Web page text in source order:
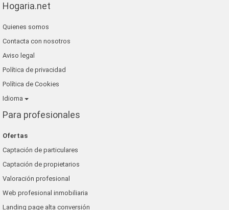
Hogaria.net
Quienes somos
Contacta con nosotros
Aviso legal
Política de privacidad
Política de Cookies
Idioma
Para profesionales
Ofertas
Captación de particulares
Captación de propietarios
Valoración profesional
Web profesional inmobiliaria
Landing page alta conversión